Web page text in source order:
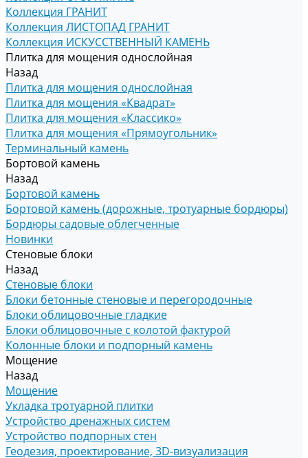
Коллекция ГРАНИТ
Коллекция ЛИСТОПАД ГРАНИТ
Коллекция ИСКУССТВЕННЫЙ КАМЕНЬ
Плитка для мощения однослойная
Назад
Плитка для мощения однослойная
Плитка для мощения «Квадрат»
Плитка для мощения «Классико»
Плитка для мощения «Прямоугольник»
Терминальный камень
Бортовой камень
Назад
Бортовой камень
Бортовой камень (дорожные, тротуарные бордюры)
Бордюры садовые облегченные
Новинки
Стеновые блоки
Назад
Стеновые блоки
Блоки бетонные стеновые и перегородочные
Блоки облицовочные гладкие
Блоки облицовочные с колотой фактурой
Колонные блоки и подпорный камень
Мощение
Назад
Мощение
Укладка тротуарной плитки
Устройство дренажных систем
Устройство подпорных стен
Геодезия, проектирование, 3D-визуализация